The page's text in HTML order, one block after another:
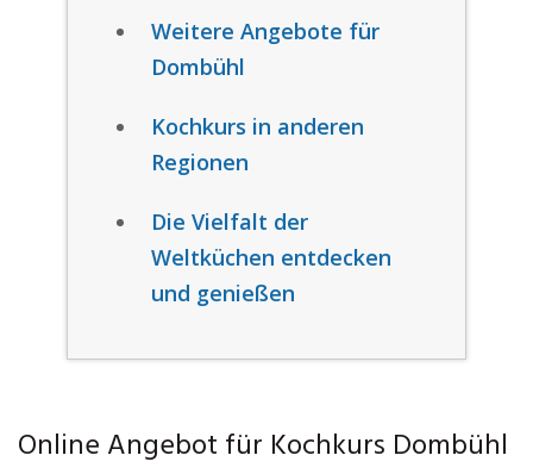
Weitere Angebote für
Dombühl
Kochkurs in anderen
Regionen
Die Vielfalt der
Weltküchen entdecken
und genießen
Online Angebot für Kochkurs Dombühl